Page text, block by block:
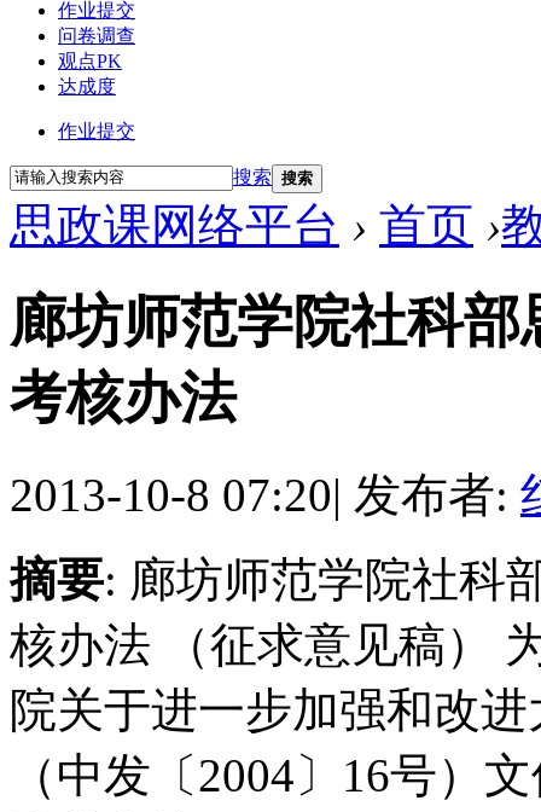
作业提交
问卷调查
观点PK
达成度
作业提交
搜索 搜索
思政课网络平台 › 首页 ›
廊坊师范学院社科
考核办法
2013-10-8 07:20| 发布者:
摘要: 廊坊师范学院社科
核办法 （征求意见稿）
院关于进一步加强和改
（中发〔2004〕16号）